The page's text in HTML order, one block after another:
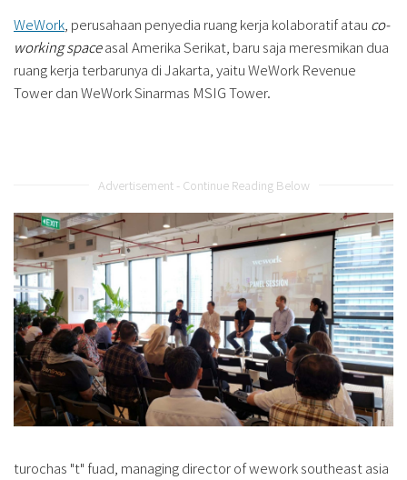
WeWork , perusahaan penyedia ruang kerja kolaboratif atau co-
working spaceasal Amerika Serikat, baru saja meresmikan dua
ruang kerja terbarunya di Jakarta, yaitu WeWork Revenue
Tower dan WeWork Sinarmas MSIG Tower.
Advertisement - Continue Reading Below
turochas "t" fuad, managing director of wework southeast asia